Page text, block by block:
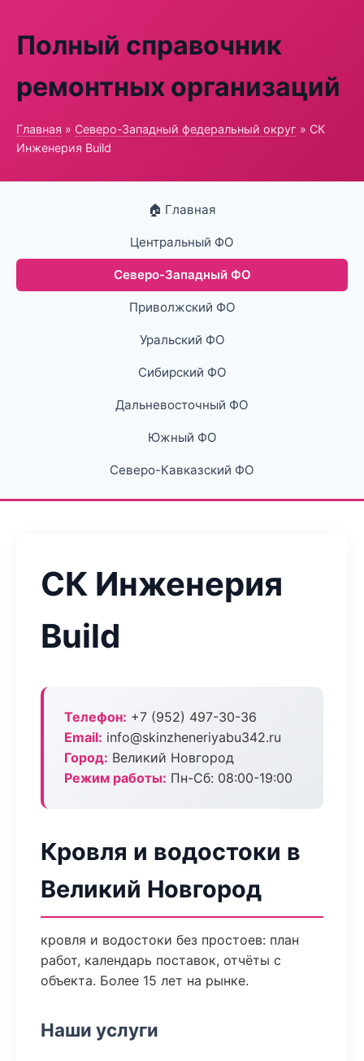
Полный справочник
ремонтных организаций
Главная » Северо-Западный федеральный округ » СК
Инженерия Build
🏠 Главная
Центральный ФО
Северо-Западный ФО
Приволжский ФО
Уральский ФО
Сибирский ФО
Дальневосточный ФО
Южный ФО
Северо-Кавказский ФО
СК Инженерия
Build
Телефон: +7 (952) 497-30-36
Email: info@skinzheneriyabu342.ru
Город: Великий Новгород
Режим работы: Пн-Сб: 08:00-19:00
Кровля и водостоки в
Великий Новгород
кровля и водостоки без простоев: план
работ, календарь поставок, отчёты с
объекта. Более 15 лет на рынке.
Наши услуги